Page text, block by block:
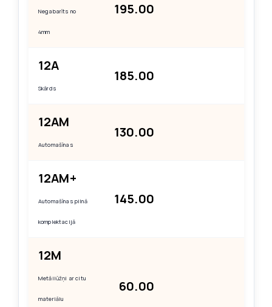
Negabarīts no
4mm
195.00
12A
Skārds
185.00
12AM
Automašīnas
130.00
12AM+
Automašīnas pilnā
komplektacijā
145.00
12M
Metāiiūžņi ar citu
materiālu
60.00